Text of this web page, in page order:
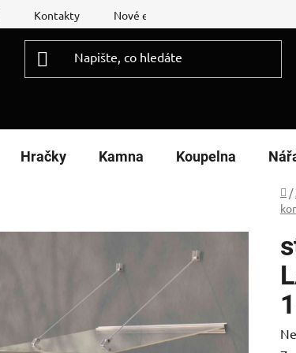
Kontakty Nové energetické štítky
Hračky Kamna Koupelna
/